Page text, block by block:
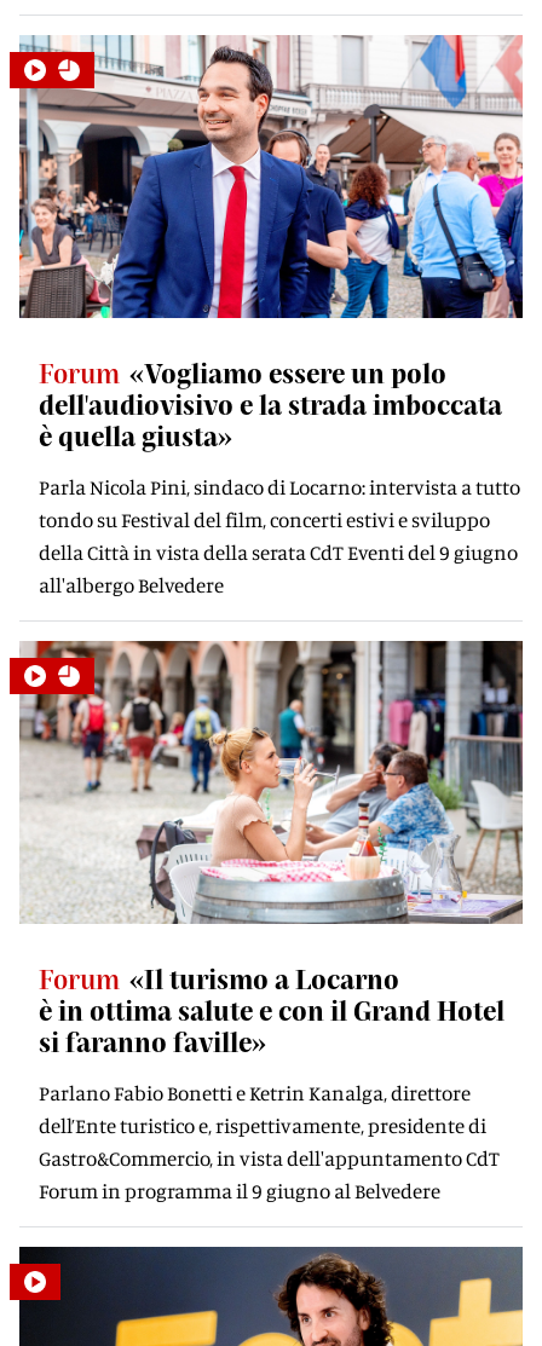
Forum «Vogliamo essere un polo
dell'audiovisivo e la strada imboccata
è quella giusta»
Parla Nicola Pini, sindaco di Locarno: intervista a tutto
tondo su Festival del film, concerti estivi e sviluppo
della Città in vista della serata CdT Eventi del 9 giugno
all'albergo Belvedere
Forum «Il turismo a Locarno
è in ottima salute e con il Grand Hotel
si faranno faville»
Parlano Fabio Bonetti e Ketrin Kanalga, direttore
dell’Ente turistico e, rispettivamente, presidente di
Gastro&Commercio, in vista dell'appuntamento CdT
Forum in programma il 9 giugno al Belvedere